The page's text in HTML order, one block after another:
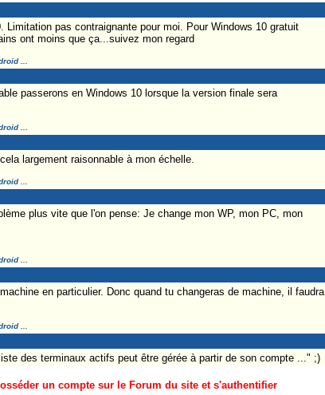
pas contraignante pour moi. Pour Windows 10 gratuit
ont moins que ça...suivez mon regard
...
passerons en Windows 10 lorsque la version finale sera
...
largement raisonnable à mon échelle.
...
plus vite que l'on pense: Je change mon WP, mon PC, mon
...
en particulier. Donc quand tu changeras de machine, il faudra
...
des terminaux actifs peut être gérée à partir de son compte ..." ;)
un compte sur le Forum du site et s'authentifier